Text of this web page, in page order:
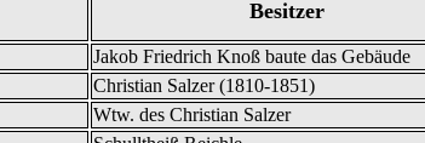
Besitzer
Jakob Friedrich Knoß baute das Gebäude
Christian Salzer (1810-1851)
Wtw. des Christian Salzer